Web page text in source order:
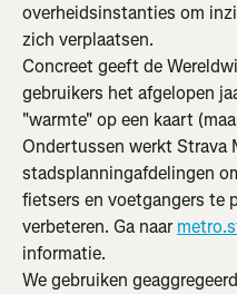
overheidsinstanties om
zich verplaatsen.
Concreet geeft de
gebruikers het afgelopen
"warmte" op een kaart
Ondertussen werkt Strava
stadsplanningafdelingen
fietsers en voetgangers te
verbeteren. Ga naar
informatie.
We gebruiken